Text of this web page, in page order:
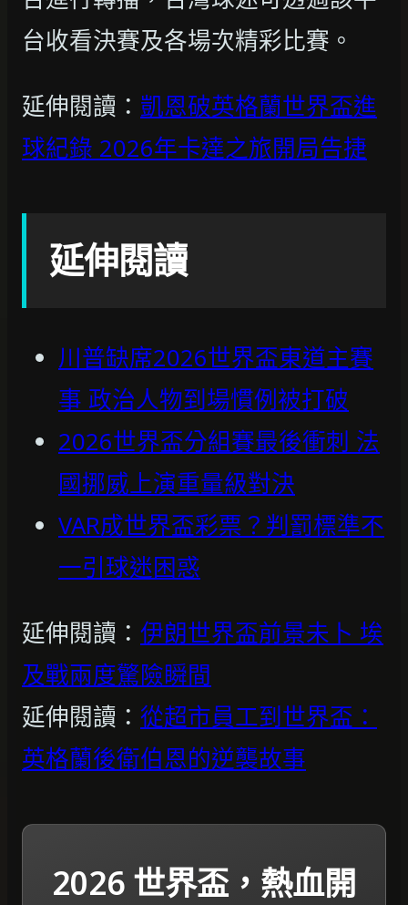
台收看決賽及各場次精彩比賽。
延伸閱讀： 凱恩破英格蘭世界盃進
球紀錄 2026年卡達之旅開局告捷
延伸閱讀
川普缺席2026世界盃東道主賽
事 政治人物到場慣例被打破
2026世界盃分組賽最後衝刺 法
國挪威上演重量級對決
VAR成世界盃彩票？判罰標準不
一引球迷困惑
延伸閱讀： 伊朗世界盃前景未卜 埃
及戰兩度驚險瞬間
延伸閱讀： 從超市員工到世界盃：
英格蘭後衛伯恩的逆襲故事
2026 世界盃，熱血開